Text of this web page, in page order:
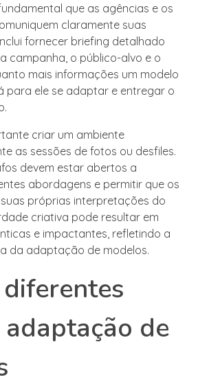
que as agências e os
claramente suas
fornecer briefing detalhado
campanha, o público-alvo e o
mais informações um modelo
para ele se adaptar e entregar o
criar um ambiente
as sessões de fotos ou desfiles.
devem estar abertos a
abordagens e permitir que os
próprias interpretações do
criativa pode resultar em
e impactantes, refletindo a
da adaptação de modelos.
de